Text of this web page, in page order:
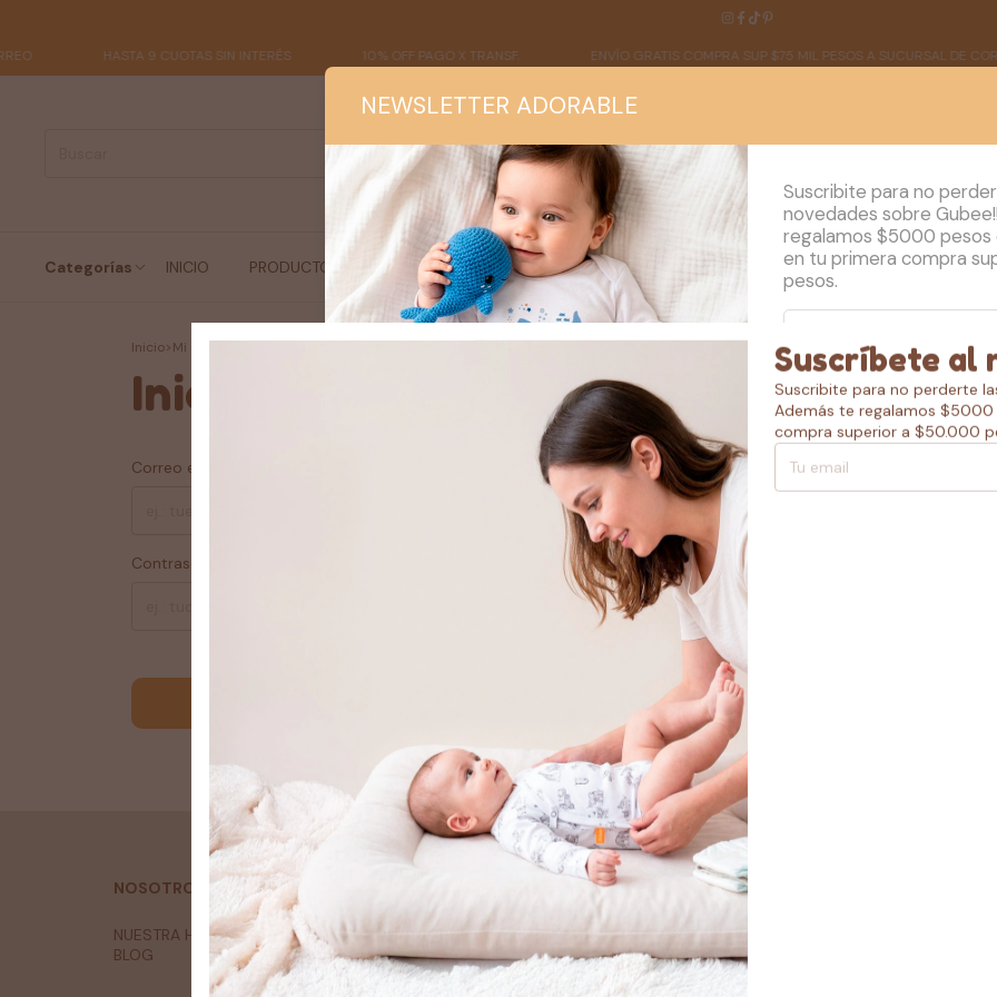
HASTA 9 CUOTAS SIN INTERÉS 10% OFF PAGO X TRANSF. ENVÍO GRATIS COMPRA SUP $75 MIL PESOS A SUCURSAL DE CORREO
Categorías INICIO PRODUCTOS INFO UTIL NOSOTROS MAYORISTA
Inicio>Mi Cuenta
Iniciar sesión
Correo electrónico
Contraseña
¿No tienes una cuenta aún? Crear una cuenta
NOSOTROS
NUESTRA HISTORIA
BLOG
INFO UTIL
GUIA DE TALLES
COMO COMPRAR
ENVÍOS
NEWSLETTER ADORABLE
Suscribite para no
novedades sobre
regalamos $5000
en tu primera compra
pesos.
Suscríbete al
Suscribite para no perderte
Además te regalamos
compra superior a $50.000